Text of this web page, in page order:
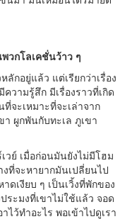
วกโลเคชั่นว้าว ๆ
กอยู่แล้ว แต่เรียกว่าเรื่อง
วามรู้สึก มีเรื่องราวที่เกิด
จะเหมาะที่จะเล่าจาก
า ผูกพันกับทะเล ภูเขา
วย์ เมื่อก่อนมันยังไม่มีโฮม
ที่จะหายากมันเปลี่ยนไป
ดเงียบ ๆ เป็นเวิ้งที่พักของ
ะมงที่เขาไม่ใช้แล้ว จอด
ไว้ทำอะไร พอเข้าไปดูเรา